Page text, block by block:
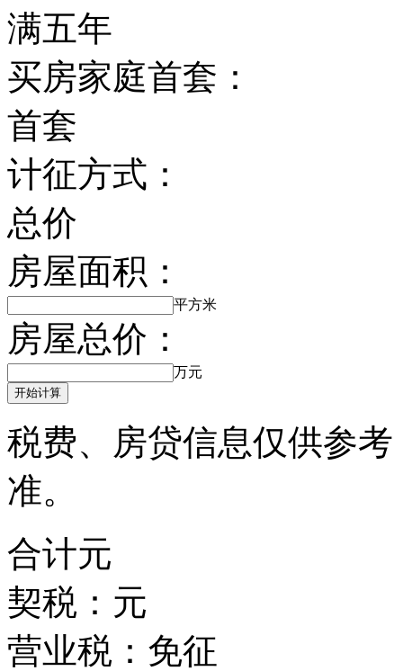
满五年
买房家庭首套：
首套
计征方式：
总价
房屋面积：
平方米
房屋总价：
万元
开始计算
税费、房贷信息仅供参
准。
合计元
契税： 元
营业税： 免征